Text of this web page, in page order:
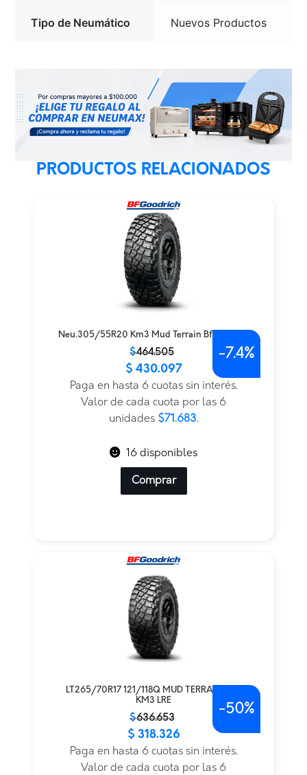
Tipo de Neumático Nuevos Productos
PRODUCTOS RELACIONADOS
Neu.305/55R20 Km3 Mud Terrain Bfgoodrich
$464.505
original
actual
$ 430.097
Paga en hasta 6 cuotas sin interés.
Valor de cada cuota por las 6
unidades $71.683.
-7.4%
16 disponibles
Comprar
LT265/70R17 121/118Q MUD TERRAIN T/A
KM3 LRE
$636.653
original
actual
$ 318.326
Paga en hasta 6 cuotas sin interés.
Valor de cada cuota por las 6
-50%